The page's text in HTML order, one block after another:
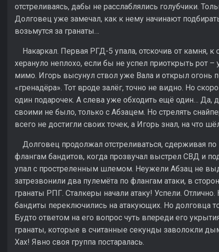
отстреливаясь, дабы не расслаблялись голубчики.
Долговец уже замечал, как к нему начинают
возьмутся за гранаты…
Накаркал. Первая РГД-5 упала, отскочив от камня, к
херануло неплохо, если бы не успел приоткрыть рот
мимо. Игорь высунул ствол уже Вала и открыл
«гренадёра». Тот вроде залёг, точно не видно. Но
один подарочек. А слева уже обходить ещё один… Да,
своими не было, только с Абзацем. Но стрелять
всего не достигли своих точек, а Игорь знал, на что
Долговец продолжал отстреливаться, сдерживая
флангам бандитов, когда прозвучал выстрел СВД и
упал с простреленным шлемом. Неужели Абзац не
затрезвонили два пулемёта по флангам атаки, в
гранаты РПГ. Сталкеры начали атаку! Успели.
бандиты переключились на атакующих. Но долговца
Будто ответом на его вопрос чуть впереди его
гранаты, которые в считанные секунды заволокли
Хах! Явно своя группа постаралась.